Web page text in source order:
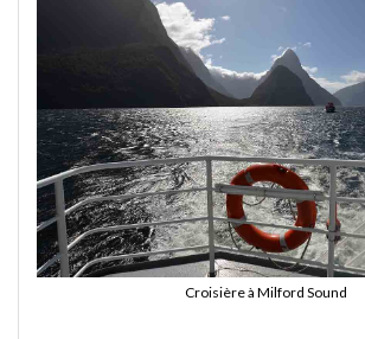
Croisière à Milford Sound